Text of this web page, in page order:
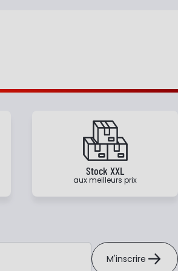
Stock XXL
aux meilleurs prix
M'inscrire